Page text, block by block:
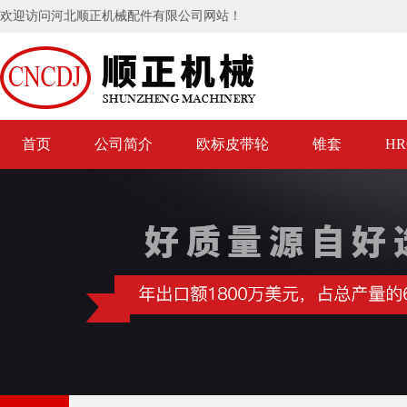
欢迎访问河北顺正机械配件有限公司网站！
首页 公司简介 欧标皮带轮 锥套